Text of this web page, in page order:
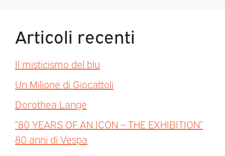
Articoli recenti
Il misticismo del blu
Un Milione di Giocattoli
Dorothea Lange
“80 YEARS OF AN ICON – THE EXHIBITION”
80 anni di Vespa